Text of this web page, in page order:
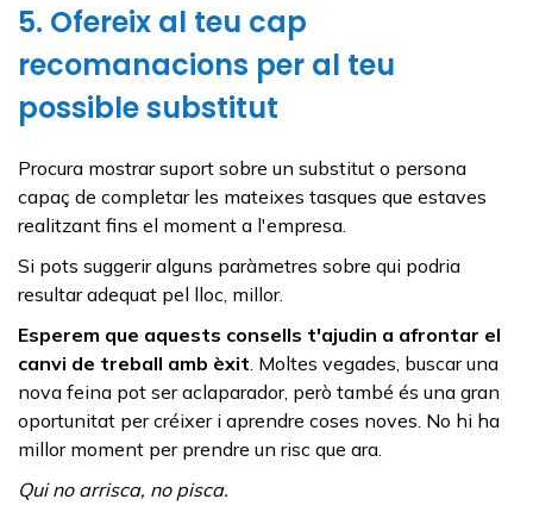
5. Ofereix al teu cap
recomanacions per al teu
possible substitut
Procura mostrar suport sobre un substitut o persona
capaç de completar les mateixes tasques que estaves
realitzant fins el moment a l'empresa.
Si pots suggerir alguns paràmetres sobre qui podria
resultar adequat pel lloc, millor.
Esperem que aquests consells t'ajudin a afrontar el
canvi de treball amb èxit . Moltes vegades, buscar una
nova feina pot ser aclaparador, però també és una gran
oportunitat per créixer i aprendre coses noves. No hi ha
millor moment per prendre un risc que ara.
Qui no arrisca, no pisca.